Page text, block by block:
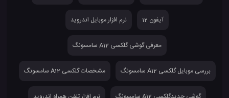
آیفون 12 نرم افزار موبایل اندروید
معرفی گوشی گلکسی A12 سامسونگ
بررسی موبایل گلکسی A12 سامسونگ مشخصات گلکسی A12 سامسونگ